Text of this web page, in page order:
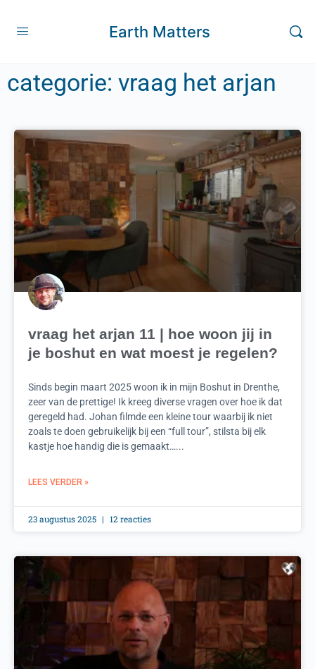
Earth Matters
categorie: vraag het arjan
vraag het arjan 11 | hoe woon jij in
je boshut en wat moest je regelen?
Sinds begin maart 2025 woon ik in mijn Boshut in Drenthe,
zeer van de prettige! Ik kreeg diverse vragen over hoe ik dat
geregeld had. Johan filmde een kleine tour waarbij ik niet
zoals te doen gebruikelijk bij een “full tour”, stilsta bij elk
kastje hoe handig die is gemaakt…...
LEES VERDER »
23 augustus 2025 12 reacties